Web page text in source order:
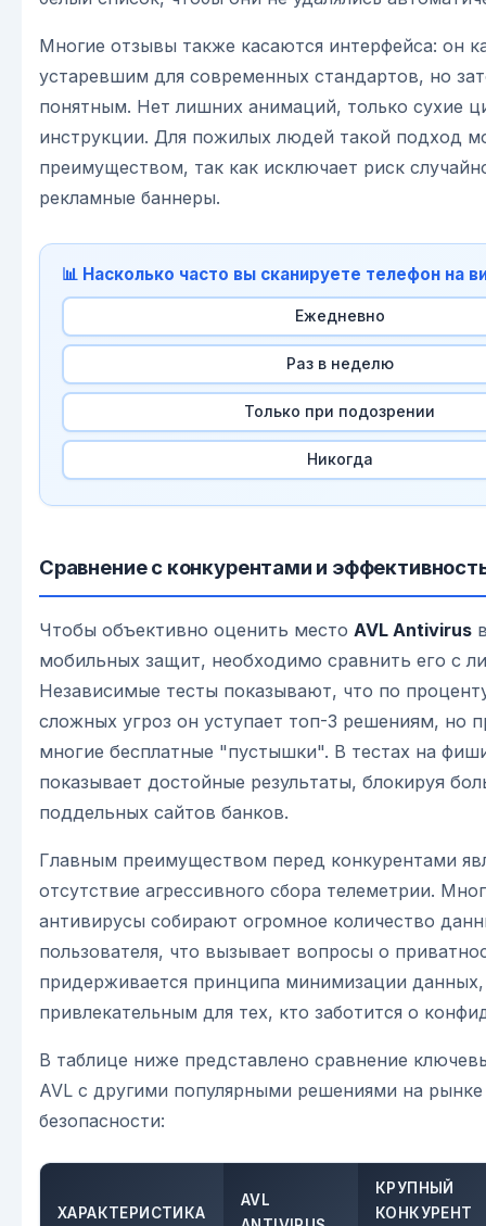
Многие отзывы также касаются интерфейса: он
устаревшим для современных стандартов, но
понятным. Нет лишних анимаций, только сухие
инструкции. Для пожилых людей такой подход
преимуществом, так как исключает риск
рекламные баннеры.
📊 Насколько часто вы сканируете телефон на
Ежедневно
Раз в неделю
Только при подозрении
Никогда
Сравнение с конкурентами и
Чтобы объективно оценить место AVL Antivirus
мобильных защит, необходимо сравнить его с
Независимые тесты показывают, что по
сложных угроз он уступает топ-3 решениям, но
многие бесплатные "пустышки". В тестах на
показывает достойные результаты, блокируя
поддельных сайтов банков.
Главным преимуществом перед конкурентами
отсутствие агрессивного сбора телеметрии.
антивирусы собирают огромное количество
пользователя, что вызывает вопросы о
придерживается принципа минимизации данных,
привлекательным для тех, кто заботится о
В таблице ниже представлено сравнение
AVL с другими популярными решениями на
безопасности:
ХАРАКТЕРИСТИКА
AVL
КРУПНЫЙ
КОНКУРЕНТ